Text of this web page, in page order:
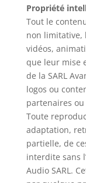
Propriété
Tout le
non limitative,
vidéos,
que leur mise
de la SARL
logos ou
partenaires
Toute
adaptation,
partielle, de
interdite sans
Audio SARL.